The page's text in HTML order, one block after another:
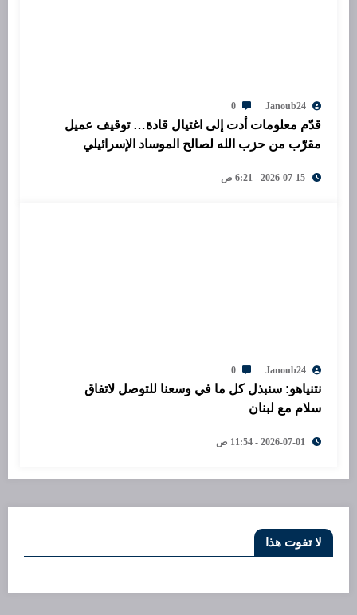
Janoub24
0
قدّم معلومات أدت إلى اغتيال قادة… توقيف عميل
مقرّب من حزب الله لصالح الموساد الإسرائيلي
2026-07-15 - 6:21 ص
Janoub24
0
نتنياهو: سنبذل كل ما في وسعنا للتوصل لاتفاق
سلام مع لبنان
2026-07-01 - 11:54 ص
لا تفوت هذا